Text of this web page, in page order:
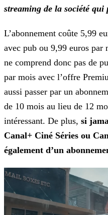
streaming de la société
L’abonnement coûte 5,99
avec pub ou 9,99 euros
ne comprend donc pas de
par mois avec l’offre
aussi passer par un
de 10 mois au lieu de 12
intéressant. De plus, si
Canal+ Ciné Séries ou
également d’un